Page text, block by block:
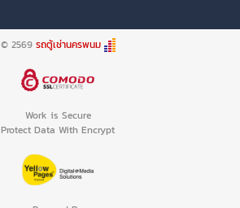
© 2569 รถตู้เช่านครพนม
Work is Secure
Protect Data With Encrypt